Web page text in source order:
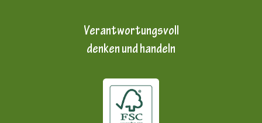
Verantwortungsvoll
denken und handeln